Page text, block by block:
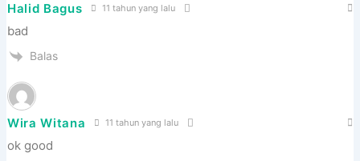
Halid Bagus 11 tahun yang lalu
bad
Balas
Wira Witana 11 tahun yang lalu
ok good